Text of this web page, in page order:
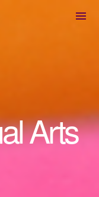
Arts